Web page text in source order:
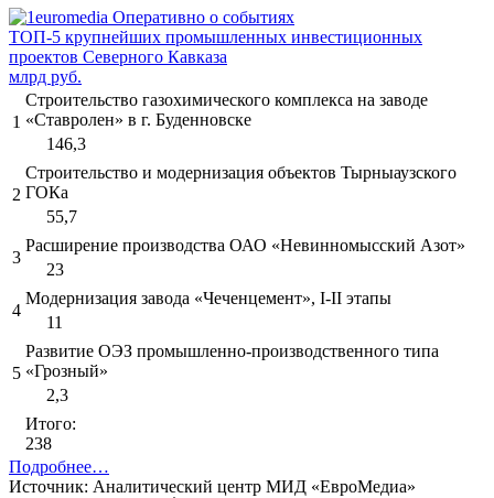
ТОП-5 крупнейших промышленных инвестиционных
проектов Северного Кавказа
млрд руб.
1
Строительство газохимического комплекса на заводе
«Ставролен» в г. Буденновске
146,3
2
Строительство и модернизация объектов Тырныаузского
ГОКа
55,7
3
Расширение производства ОАО «Невинномысский Азот»
23
4
Модернизация завода «Чеченцемент», I-II этапы
11
5
Развитие ОЭЗ промышленно-производственного типа
«Грозный»
2,3
Итого:
238
Подробнее…
Источник: Аналитический центр МИД «ЕвроМедиа»